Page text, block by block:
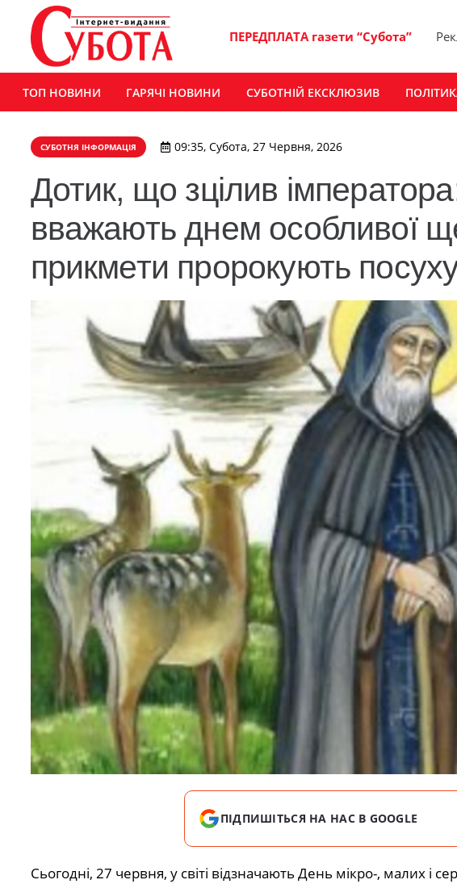
ПЕРЕДПЛАТА газети “Субота”
ТОП НОВИНИ ГАРЯЧІ НОВИНИ СУБОТНІЙ ЕКСКЛЮЗИВ
СУБОТНЯ ІНФОРМАЦІЯ 09:35, Субота, 27 Червня, 2026
Дотик, що зцілив
вважають днем особливої
прикмети пророкують
ПІДПИШІТЬСЯ НА НАС В GOOGLE
Сьогодні, 27 червня, у світі відзначають День мікро-, малих і